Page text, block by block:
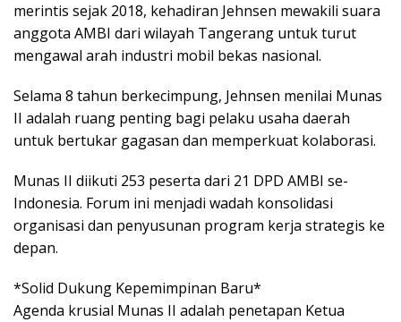
merintis sejak 2018, kehadiran Jehnsen mewakili suara
anggota AMBI dari wilayah Tangerang untuk turut
mengawal arah industri mobil bekas nasional.
Selama 8 tahun berkecimpung, Jehnsen menilai Munas
II adalah ruang penting bagi pelaku usaha daerah
untuk bertukar gagasan dan memperkuat kolaborasi.
Munas II diikuti 253 peserta dari 21 DPD AMBI se-
Indonesia. Forum ini menjadi wadah konsolidasi
organisasi dan penyusunan program kerja strategis ke
depan.
*Solid Dukung Kepemimpinan Baru*
Agenda krusial Munas II adalah penetapan Ketua